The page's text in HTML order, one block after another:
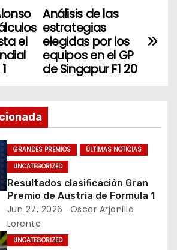
Análisis de las
estrategias
elegidas por los
equipos en el GP
de Singapur F1 20
el
GRANDES PREMIOS
ÚLTIMAS NOTICIAS
UNCATEGORIZED
Resultados clasificación Gran
Premio de Austria de Formula 1
Jun 27, 2026
Oscar Arjonilla
Lorente
UNCATEGORIZED